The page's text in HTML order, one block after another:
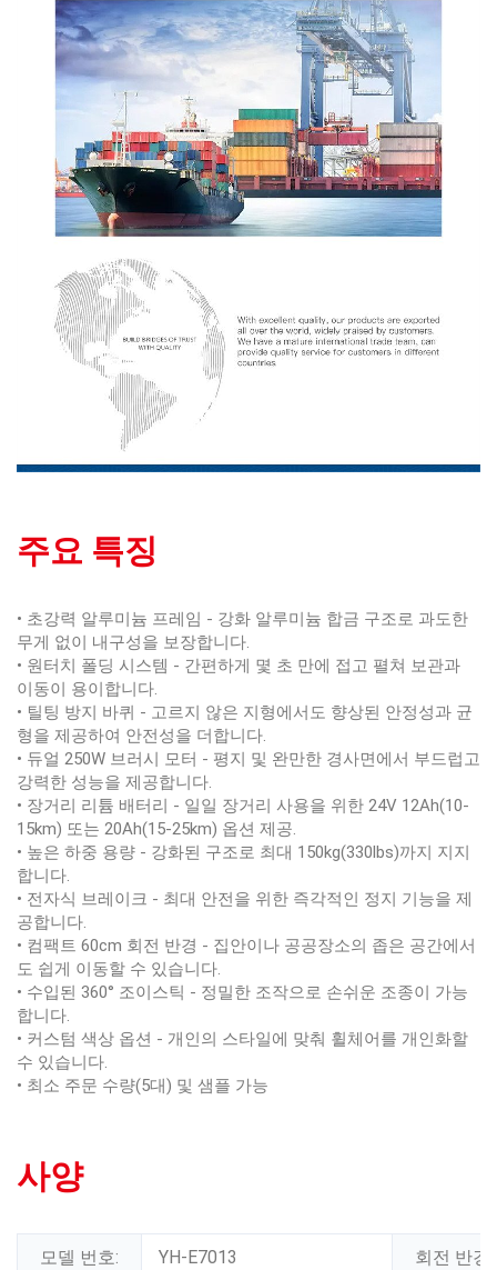
주요 특징
• 초강력 알루미늄 프레임 - 강화 알루미늄 합금 구조로 과도한
무게 없이 내구성을 보장합니다.
• 원터치 폴딩 시스템 - 간편하게 몇 초 만에 접고 펼쳐 보관과
이동이 용이합니다.
• 틸팅 방지 바퀴 - 고르지 않은 지형에서도 향상된 안정성과 균
형을 제공하여 안전성을 더합니다.
• 듀얼 250W 브러시 모터 - 평지 및 완만한 경사면에서 부드럽고
강력한 성능을 제공합니다.
• 장거리 리튬 배터리 - 일일 장거리 사용을 위한 24V 12Ah(10-
15km) 또는 20Ah(15-25km) 옵션 제공.
• 높은 하중 용량 - 강화된 구조로 최대 150kg(330lbs)까지 지지
합니다.
• 전자식 브레이크 - 최대 안전을 위한 즉각적인 정지 기능을 제
공합니다.
• 컴팩트 60cm 회전 반경 - 집안이나 공공장소의 좁은 공간에서
도 쉽게 이동할 수 있습니다.
• 수입된 360° 조이스틱 - 정밀한 조작으로 손쉬운 조종이 가능
합니다.
• 커스텀 색상 옵션 - 개인의 스타일에 맞춰 휠체어를 개인화할
수 있습니다.
• 최소 주문 수량(5대) 및 샘플 가능
사양
모델 번호: YH-E7013 회전 반경: